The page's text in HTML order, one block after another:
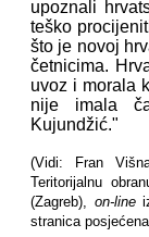
upoznali
teško
što je novoj
četnicima.
uvoz i morala
nije imala
Kujundžić."
(Vidi: Fran
Teritorijalnu
(Zagreb), on-line
stranica